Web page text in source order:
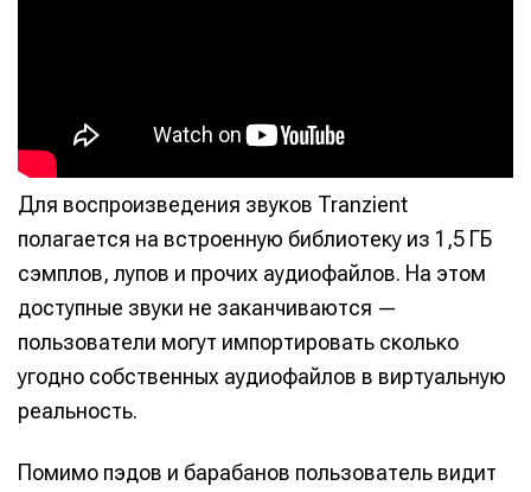
Для воспроизведения звуков Tranzient
полагается на встроенную библиотеку из 1,5 ГБ
сэмплов, лупов и прочих аудиофайлов. На этом
доступные звуки не заканчиваются —
пользователи могут импортировать сколько
угодно собственных аудиофайлов в виртуальную
реальность.
Помимо пэдов и барабанов пользователь видит